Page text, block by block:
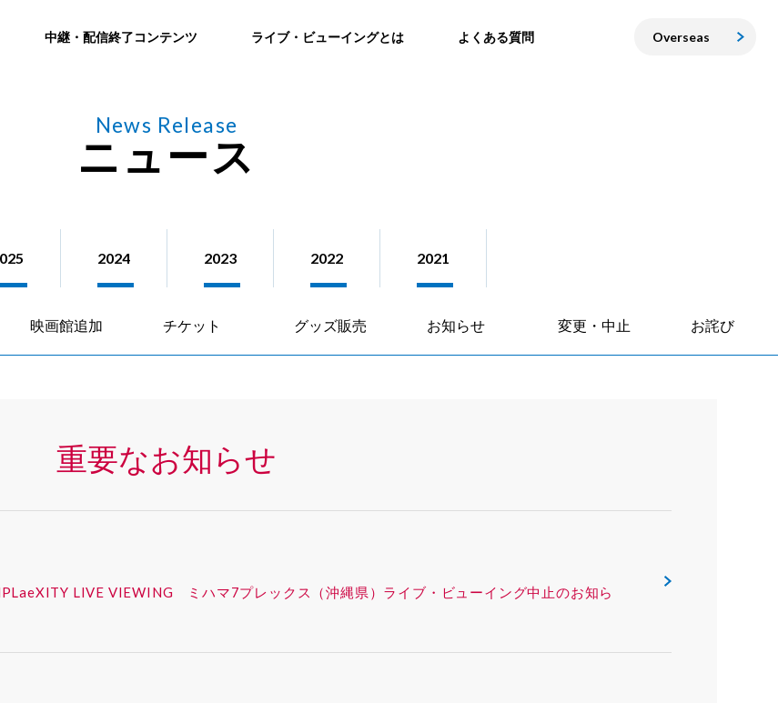
中継・配信終了コンテンツ ライブ・ビューイングとは よくある質問 Overseas
News Release
ニュース
2024 2023 2022 2021
映画館追加 チケット グッズ販売 お知らせ 変更・中止 お詫び
重要なお知らせ
LIVE VIEWING ミハマ7プレックス（沖縄県）ライブ・ビューイング中止のお知ら